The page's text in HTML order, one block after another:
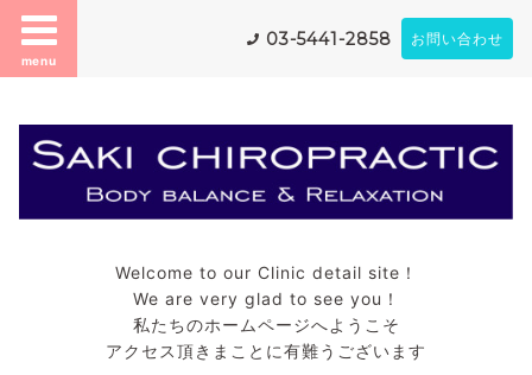
menu
03-5441-2858 お問い合わせ
Welcome to our Clinic detail site！
We are very glad to see you！
私たちのホームページへようこそ
アクセス頂きまことに有難うございます